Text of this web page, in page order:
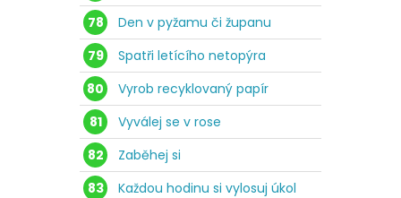
78
Den v pyžamu či županu
79
Spatři letícího netopýra
80
Vyrob recyklovaný papír
81
Vyválej se v rose
82
Zaběhej si
83
Každou hodinu si vylosuj úkol